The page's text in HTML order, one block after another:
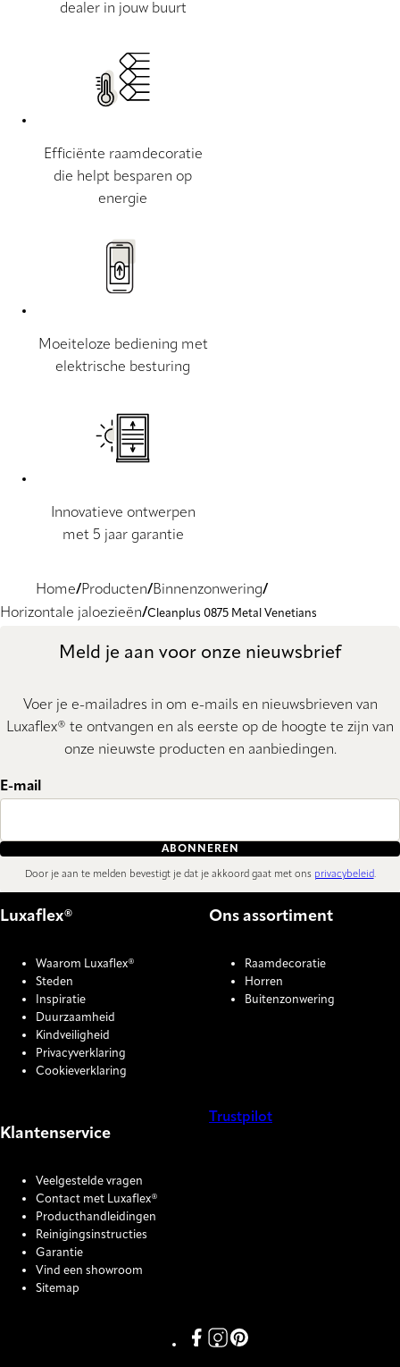
dealer in jouw buurt
Efficiënte raamdecoratie
die helpt besparen op
energie
Moeiteloze bediening met
elektrische besturing
Innovatieve ontwerpen
met 5 jaar garantie
Home Producten Binnenzonwering
Horizontale jaloezieën Cleanplus 0875 Metal Venetians
Meld je aan voor onze nieuwsbrief
Voer je e-mailadres in om e-mails en nieuwsbrieven van
Luxaflex® te ontvangen en als eerste op de hoogte te zijn van
onze nieuwste producten en aanbiedingen.
E-mail
ABONNEREN
Door je aan te melden bevestigt je dat je akkoord gaat met ons privacybeleid.
Luxaflex®
Waarom Luxaflex®
Steden
Inspiratie
Duurzaamheid
Kindveiligheid
Privacyverklaring
Cookieverklaring
Ons assortiment
Raamdecoratie
Horren
Buitenzonwering
Klantenservice
Veelgestelde vragen
Contact met Luxaflex®
Producthandleidingen
Reinigingsinstructies
Garantie
Vind een showroom
Sitemap
Trustpilot
Link missing Display text from
Link missing Display text
Link missing Display text